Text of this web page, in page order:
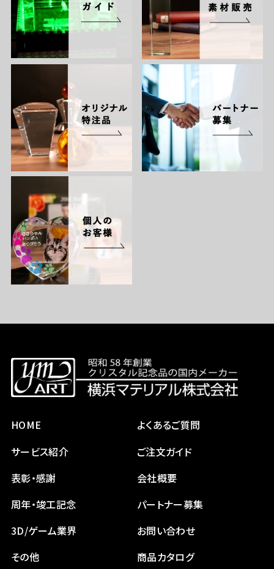
HOME
サービス紹介
表彰・感謝
周年・竣工記念
3D/ゲーム業界
その他
よくあるご質問
ご注文ガイド
会社概要
パートナー募集
お問い合わせ
商品カタログ